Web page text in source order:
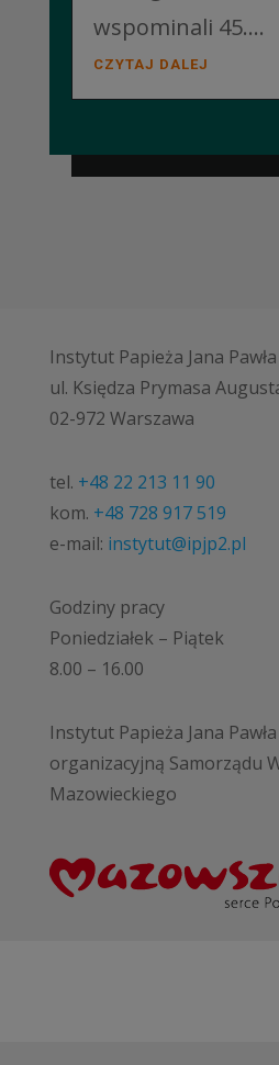
wspominali 45....
CZYTAJ DALEJ
Instytut Papieża Jana
ul. Księdza Prymasa
02-972 Warszawa
tel. +48 22 213 11 90
kom. +48 728 917 519
e-mail: instytut@ipjp2.pl
Godziny pracy
Poniedziałek – Piątek
8.00 – 16.00
Instytut Papieża Jana
organizacyjną Samorządu
Mazowieckiego